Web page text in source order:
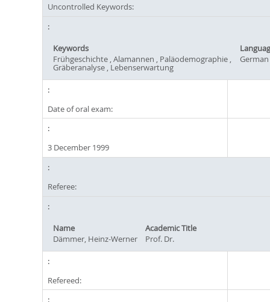
Uncontrolled Keywords:
Keywords
Frühgeschichte , Alamannen , Paläodemographie ,
Gräberanalyse , Lebenserwartung
German
Date of oral exam:
3 December 1999
Referee:
Name
Academic Title
Dämmer, Heinz-Werner
Prof. Dr.
Refereed: